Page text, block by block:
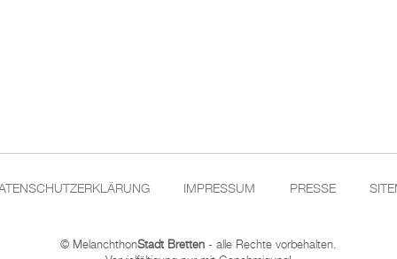
IMPRESSUM PRESSE
© MelanchthonStadt Bretten - alle Rechte vorbehalten.